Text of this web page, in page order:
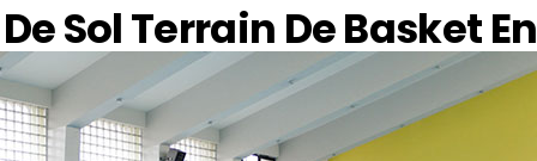
Sol Terrain De Basket
555 55 55